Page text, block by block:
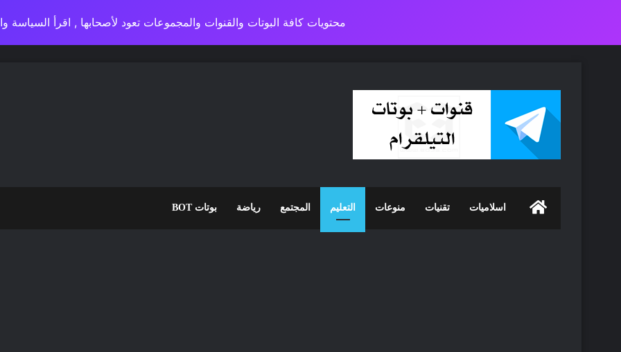
محتويات كافة البوتات والقنوات والمجموعات تعود لأصحابها , اقرأ السياسة
الرئيسيةاسلاميات تقنيات منوعات التعليم المجتمع رياضة بوتات BOT